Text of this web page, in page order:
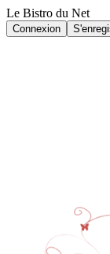
Le Bistro du Net